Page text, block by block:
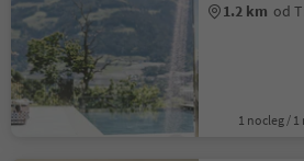
1.2 km od
1 nocleg /